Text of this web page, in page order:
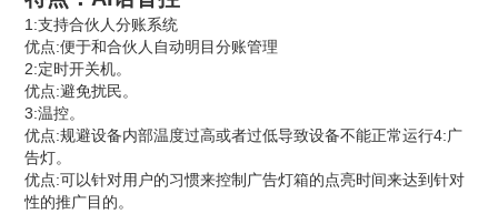
1:支持合伙人分账系统
优点:便于和合伙人自动明目分账管理
2:定时开关机。
优点:避免扰民。
3:温控。
优点:规避设备内部温度过高或者过低导致设备不能正常运行4:广
告灯。
优点:可以针对用户的习惯来控制广告灯箱的点亮时间来达到针对
性的推广目的。